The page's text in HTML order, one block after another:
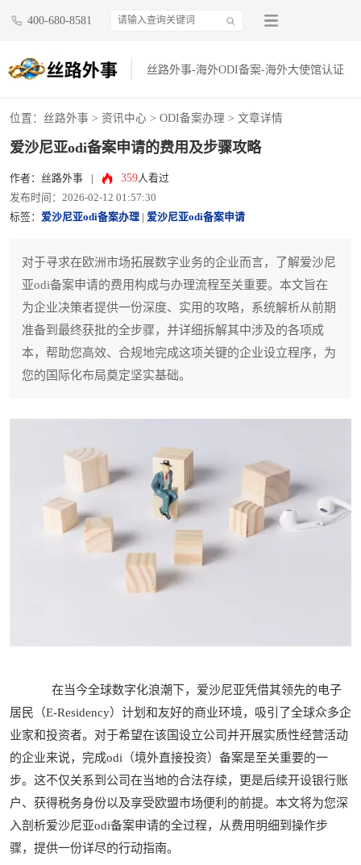
400-680-8581
丝路外事-海外ODI备案-海外大使馆认证
位置： 丝路外事 > 资讯中心 > ODI备案办理 > 文章详情
爱沙尼亚odi备案申请的费用及步骤攻略
作者：丝路外事 359人看过
发布时间：2026-02-12 01:57:30
标签： 爱沙尼亚odi备案办理 爱沙尼亚odi备案申请
对于寻求在欧洲市场拓展数字业务的企业而言，了解爱沙尼
亚odi备案申请的费用构成与办理流程至关重要。本文旨在
为企业决策者提供一份深度、实用的攻略，系统解析从前期
准备到最终获批的全步骤，并详细拆解其中涉及的各项成
本，帮助您高效、合规地完成这项关键的企业设立程序，为
您的国际化布局奠定坚实基础。
在当今全球数字化浪潮下，爱沙尼亚凭借其领先的电子
居民（E-Residency）计划和友好的商业环境，吸引了全球众多企
业家和投资者。对于希望在该国设立公司并开展实质性经营活动
的企业来说，完成odi（境外直接投资）备案是至关重要的一
步。这不仅关系到公司在当地的合法存续，更是后续开设银行账
户、获得税务身份以及享受欧盟市场便利的前提。本文将为您深
入剖析爱沙尼亚odi备案申请的全过程，从费用明细到操作步
骤，提供一份详尽的行动指南。